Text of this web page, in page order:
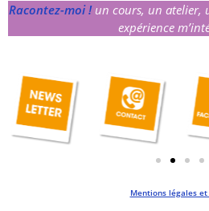
Racontez-moi ! un cours, un atelier,
expérience
Mentions légales et